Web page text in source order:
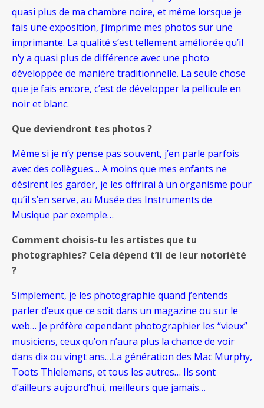
quasi plus de ma chambre noire, et même lorsque je
fais une exposition, j’imprime mes photos sur une
imprimante. La qualité s’est tellement améliorée qu’il
n’y a quasi plus de différence avec une photo
développée de manière traditionnelle. La seule chose
que je fais encore, c’est de développer la pellicule en
noir et blanc.
Que deviendront tes photos ?
Même si je n’y pense pas souvent, j’en parle parfois
avec des collègues… A moins que mes enfants ne
désirent les garder, je les offrirai à un organisme pour
qu’il s’en serve, au Musée des Instruments de
Musique par exemple…
Comment choisis-tu les artistes que tu
photographies? Cela dépend t’il de leur notoriété
?
Simplement, je les photographie quand j’entends
parler d’eux que ce soit dans un magazine ou sur le
web… Je préfère cependant photographier les “vieux”
musiciens, ceux qu’on n’aura plus la chance de voir
dans dix ou vingt ans…La génération des Mac Murphy,
Toots Thielemans, et tous les autres… Ils sont
d’ailleurs aujourd’hui, meilleurs que jamais…